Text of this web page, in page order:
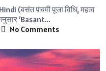
(बसंत पंचमी पूजा विधि, महत्व
‘Basant...
No Comments